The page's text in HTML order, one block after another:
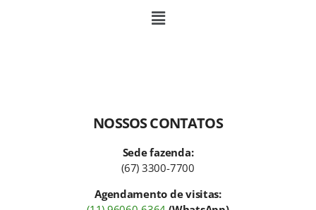
NOSSOS CONTATOS
Sede fazenda:
(67) 3300-7700
Agendamento de visitas: